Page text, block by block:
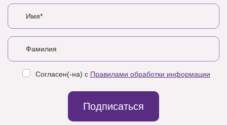
Согласен(-на) с Правилами обработки информации
Подписаться